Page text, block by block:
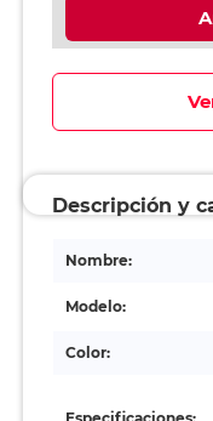
Descripción y
Nombre:
Modelo:
Color: